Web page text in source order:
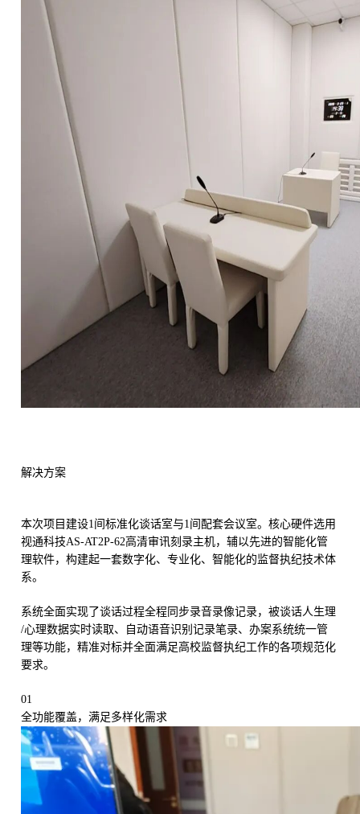
解决方案
本次项目建设1间标准化谈话室与1间配套会议室。核心硬件选用
视通科技AS-AT2P-62高清审讯刻录主机，辅以先进的智能化管
理软件，构建起一套数字化、专业化、智能化的监督执纪技术体
系。
系统全面实现了谈话过程全程同步录音录像记录，被谈话人生理
/心理数据实时读取、自动语音识别记录笔录、办案系统统一管
理等功能，精准对标并全面满足高校监督执纪工作的各项规范化
要求。
01
全功能覆盖，满足多样化需求